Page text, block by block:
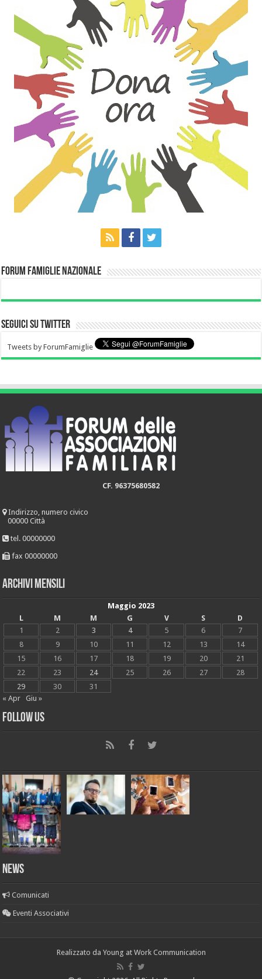
Forum Famiglie Nazionale
Seguici su Twitter
Tweets by ForumFamiglie
CF. 96375680582
Indirizzo, numero civico
00000 Città
tel. 00000000
fax 00000000
Archivi mensili
Maggio 2023
L
M M G V S
D
1
2 3 4 5 6
7
8
9 10 11 12 13
14
15
16 17 18 19 20
21
22
23 24 25 26 27
28
29
30
31
« Apr
Giu »
Follow Us
News
Comunicati
Eventi Associativi
Realizzato da Young at Work Communication